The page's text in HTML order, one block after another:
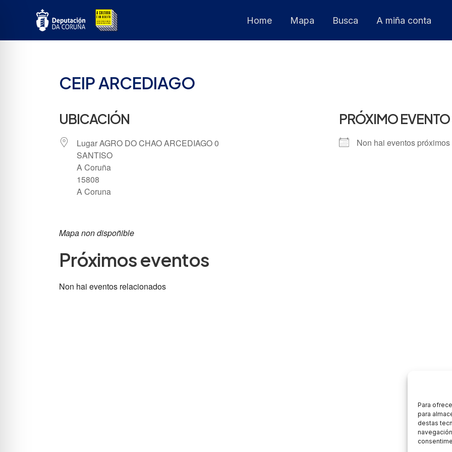
Para
para
destas
Home Mapa Busca A miña conta
CEIP ARCEDIAGO
UBICACIÓN
Lugar AGRO DO CHAO ARCEDIAGO 0
SANTISO
A Coruña
15808
A Coruna
PRÓXIMO EVENTO
Non hai eventos próximos
Mapa non dispoñible
Próximos eventos
Non hai eventos relacionados